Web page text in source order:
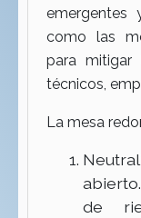
emergentes
como las
para mitigar
técnicos,
La mesa
de